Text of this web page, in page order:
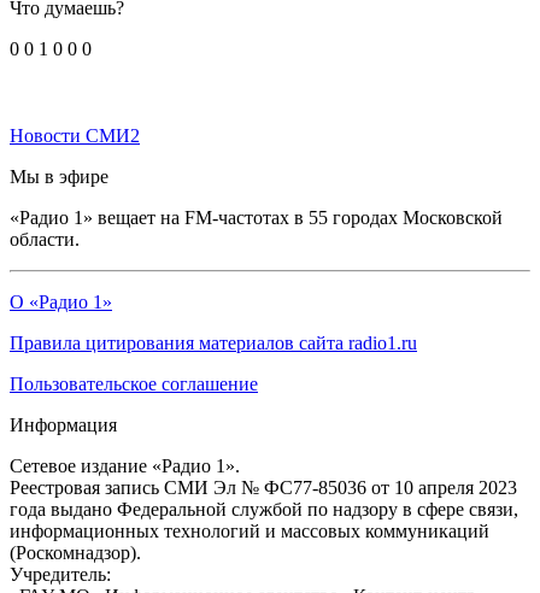
Что думаешь?
0 0 1 0 0 0
Новости СМИ2
Мы в эфире
«Радио 1» вещает на FM-частотах в 55 городах Московской
области.
О «Радио 1»
Правила цитирования материалов сайта radio1.ru
Пользовательское соглашение
Информация
Сетевое издание «Радио 1».
Реестровая запись СМИ Эл № ФС77-85036 от 10 апреля 2023
года выдано Федеральной службой по надзору в сфере связи,
информационных технологий и массовых коммуникаций
(Роскомнадзор).
Учредитель: